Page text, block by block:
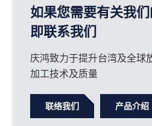
如果您需要有关我
即联系我们
庆鸿致力于提升台湾及全球
加工技术及质量
联络我们 产品介绍